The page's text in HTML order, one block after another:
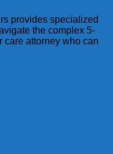
provides specialized
the complex 5-
care attorney who can